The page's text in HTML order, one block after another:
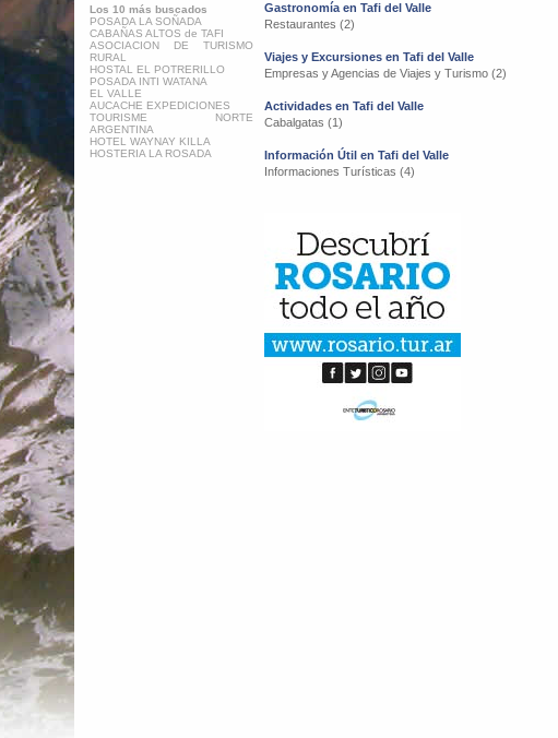
Los 10 más buscados
POSADA LA SOÑADA
CABAÑAS ALTOS de TAFI
ASOCIACION DE TURISMO
RURAL
HOSTAL EL POTRERILLO
POSADA INTI WATANA
EL VALLE
AUCACHE EXPEDICIONES
TOURISME NORTE
ARGENTINA
HOTEL WAYNAY KILLA
HOSTERIA LA ROSADA
Gastronomía en Tafi del Valle
Restaurantes (2)
Viajes y Excursiones en Tafi del Valle
Empresas y Agencias de Viajes y Turismo (2)
Actividades en Tafi del Valle
Cabalgatas (1)
Información Útil en Tafi del Valle
Informaciones Turísticas (4)